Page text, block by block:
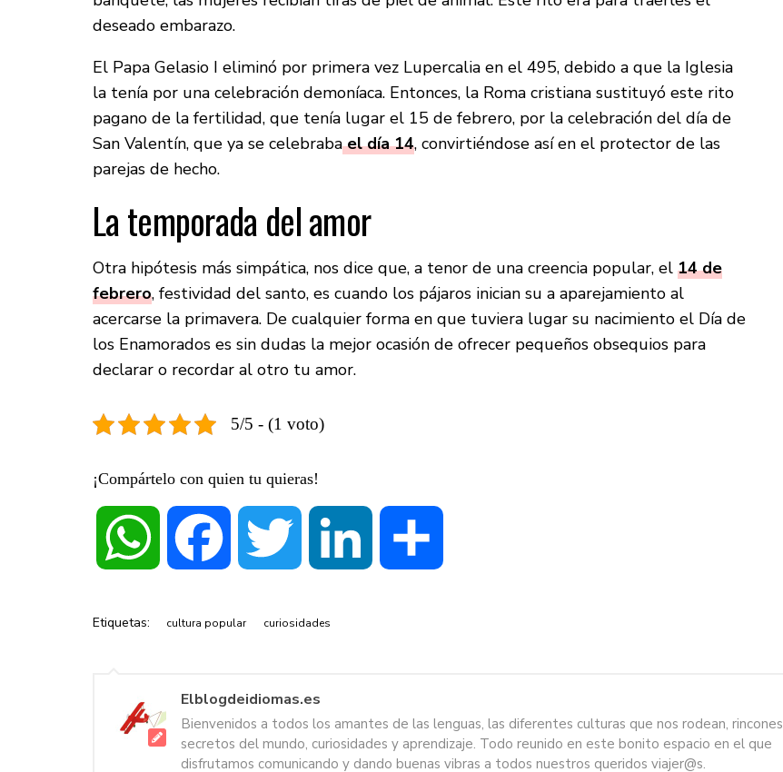
deseado embarazo.
El Papa Gelasio I eliminó por primera vez Lupercalia en el 495, debido a que la Iglesia
la tenía por una celebración demoníaca. Entonces, la Roma cristiana sustituyó este rito
pagano de la fertilidad, que tenía lugar el 15 de febrero, por la celebración del día de
San Valentín, que ya se celebrabael día 14, convirtiéndose así en el protector de las
parejas de hecho.
La temporada del amor
Otra hipótesis más simpática, nos dice que, a tenor de una creencia popular, el 14 de
febrero, festividad del santo, es cuando los pájaros inician su a aparejamiento al
acercarse la primavera. De cualquier forma en que tuviera lugar su nacimiento el Día de
los Enamorados es sin dudas la mejor ocasión de ofrecer pequeños obsequios para
declarar o recordar al otro tu amor.
5/5 - (1 voto)
¡Compártelo con quien tu quieras!
WhatsApp Facebook LinkedIn
Etiquetas: cultura popular curiosidades
Elblogdeidiomas.es
Bienvenidos a todos los amantes de las lenguas, las diferentes culturas que nos rodean, rincones
secretos del mundo, curiosidades y aprendizaje. Todo reunido en este bonito espacio en el que
disfrutamos comunicando y dando buenas vibras a todos nuestros queridos viajer@s.